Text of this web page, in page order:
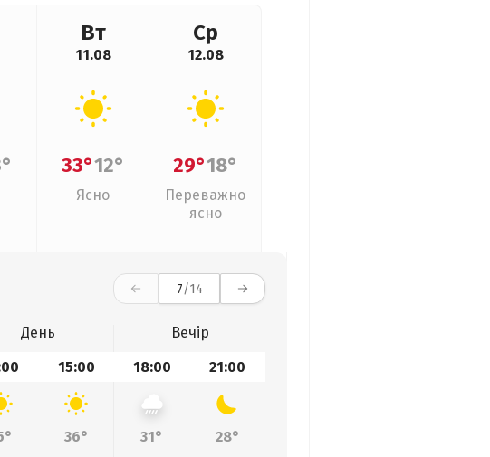
Вт
11.08
33°12°
Ясно
Ср
12.08
29°18°
Переважно
ясно
7/14
День
Вечір
15:00 18:00 21:00
36° 31°
28°